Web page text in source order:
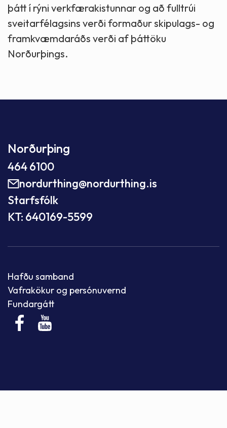
þátt í rýni verkfærakistunnar og að fulltrúi
sveitarfélagsins verði formaður skipulags- og
framkvæmdaráðs verði af þáttöku
Norðurþings.
Norðurþing
464 6100
nordurthing@nordurthing.is
Starfsfólk
KT: 640169-5599
Hafðu samband
Vafrakökur og persónuvernd
Fundargátt